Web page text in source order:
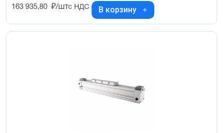
163 935,80 ₽/штс НДС В корзину